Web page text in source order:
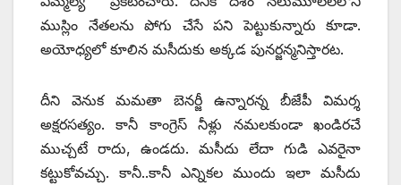
ముస్లిం నేతలను పోగు చేసే పని పెట్టుకున్నారు కూడా.
అయోధ్యలో కూలిన మసీదుకు అక్కడ పునర్జన్మనిస్తారట.
దీని వెనుక మమతా బెనర్జీ ఉన్నారన్న బీజేపీ విమర్శ
అక్షరసత్యం. కానీ కాంగ్రెస్‌ నీళ్లు నమలకుండా ఖండిరచే
ముచ్చటే రాదు, ఉండదు. మసీదు లేదా గుడి ఎవరైనా
కట్టుకోవచ్చు. కానీ..కానీ ఎన్నికల ముందు ఇలా మసీదు